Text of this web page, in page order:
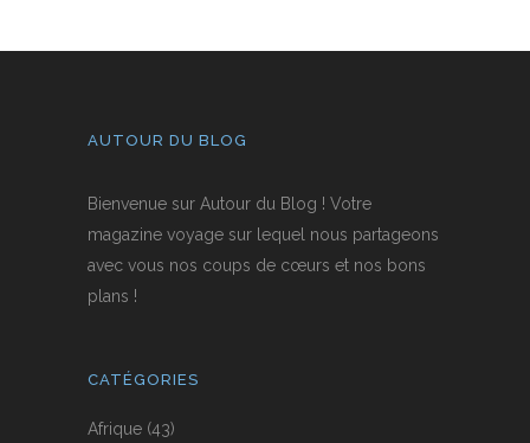
AUTOUR DU BLOG
Bienvenue sur Autour du Blog ! Votre
magazine voyage sur lequel nous partageons
avec vous nos coups de cœurs et nos bons
plans !
CATÉGORIES
Afrique (43)